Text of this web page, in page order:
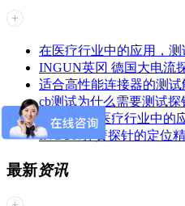
在医疗行业中的应用，测
INGUN英冈 德国大电流
适合高性能连接器的测试
cb测试为什么需要测试探
INGUN 在医疗行业中的
INGUN弹簧探针的定位
最新资讯